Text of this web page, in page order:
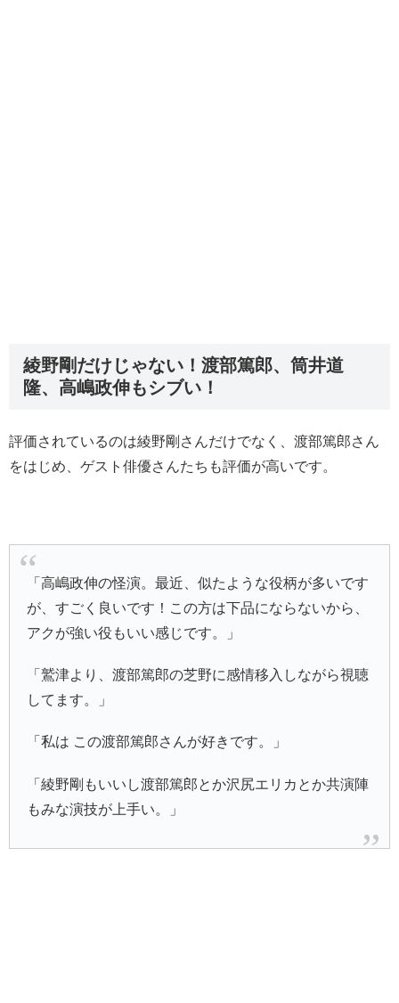
綾野剛だけじゃない！渡部篤郎、筒井道
隆、高嶋政伸もシブい！
評価されているのは綾野剛さんだけでなく、渡部篤郎さん
をはじめ、ゲスト俳優さんたちも評価が高いです。
「高嶋政伸の怪演。最近、似たような役柄が多いです
が、すごく良いです！この方は下品にならないから、
アクが強い役もいい感じです。」
「鷲津より、渡部篤郎の芝野に感情移入しながら視聴
してます。」
「私は この渡部篤郎さんが好きです。」
「綾野剛もいいし渡部篤郎とか沢尻エリカとか共演陣
もみな演技が上手い。」